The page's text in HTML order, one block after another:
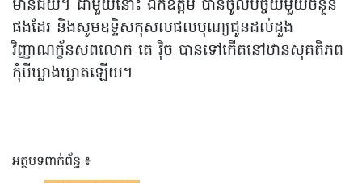
មានជ័យ។ ជាមួយនោះ ឯកឧត្តម បានចូលបច្ច័យមួយចំនួន
ផងដែរ និងសូមឧទ្ទិសកុសលផលបុណ្យជូនដល់ដួង
វិញ្ញាណក្ខ័នសពលោក តេ វ៉ិច បានទៅកើតនៅឋានសុគតិភព
កុំបីឃ្លាងឃ្លាតឡើយ។
អត្ថបទពាក់ព័ន្ធ ៖